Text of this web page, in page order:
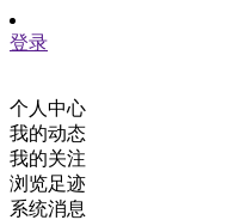
登录
个人中心
我的动态
我的关注
浏览足迹
系统消息